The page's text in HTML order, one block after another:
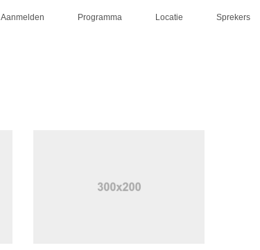
Aanmelden Programma Locatie Sprekers